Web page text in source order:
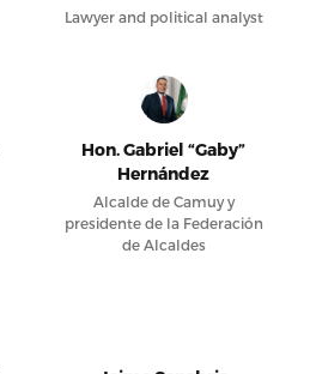
Lawyer and political analyst
Hon. Gabriel “Gaby”
Hernández
Alcalde de Camuy y
presidente de la Federación
de Alcaldes